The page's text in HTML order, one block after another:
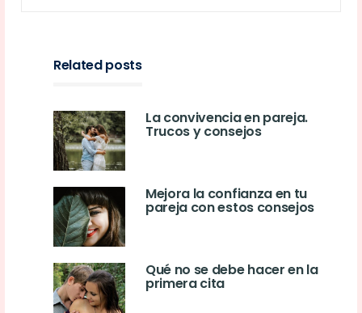
Related posts
La convivencia en pareja.
Trucos y consejos
Mejora la confianza en tu
pareja con estos consejos
Qué no se debe hacer en la
primera cita